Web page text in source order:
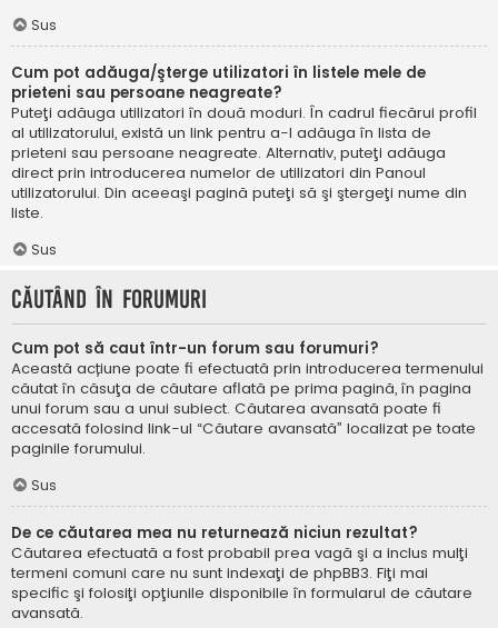
Sus
Cum pot adăuga/şterge utilizatori în listele mele de
prieteni sau persoane neagreate?
Puteţi adăuga utilizatori în două moduri. În cadrul fiecărui profil
al utilizatorului, există un link pentru a-l adăuga în lista de
prieteni sau persoane neagreate. Alternativ, puteţi adăuga
direct prin introducerea numelor de utilizatori din Panoul
utilizatorului. Din aceeaşi pagină puteţi să şi ştergeţi nume din
liste.
Sus
Căutând în forumuri
Cum pot să caut într-un forum sau forumuri?
Această acțiune poate fi efectuată prin introducerea termenului
căutat în căsuţa de căutare aflată pe prima pagină, în pagina
unui forum sau a unui subiect. Căutarea avansată poate fi
accesată folosind link-ul “Căutare avansată” localizat pe toate
paginile forumului.
Sus
De ce căutarea mea nu returnează niciun rezultat?
Căutarea efectuată a fost probabil prea vagă şi a inclus mulţi
termeni comuni care nu sunt indexaţi de phpBB3. Fiţi mai
specific şi folosiţi opţiunile disponibile în formularul de căutare
avansată.